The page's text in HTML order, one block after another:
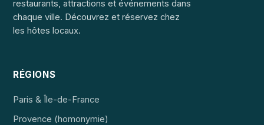
restaurants, attractions et événements dans
chaque ville. Découvrez et réservez chez
les hôtes locaux.
RÉGIONS
Paris & Île-de-France
Provence (homonymie)